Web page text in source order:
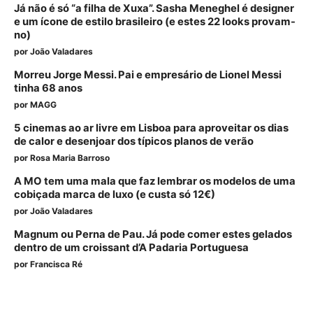
Já não é só “a filha de Xuxa”. Sasha Meneghel é designer
e um ícone de estilo brasileiro (e estes 22 looks provam-
no)
por João Valadares
Morreu Jorge Messi. Pai e empresário de Lionel Messi
tinha 68 anos
por MAGG
5 cinemas ao ar livre em Lisboa para aproveitar os dias
de calor e desenjoar dos típicos planos de verão
por Rosa Maria Barroso
A MO tem uma mala que faz lembrar os modelos de uma
cobiçada marca de luxo (e custa só 12€)
por João Valadares
Magnum ou Perna de Pau. Já pode comer estes gelados
dentro de um croissant d’A Padaria Portuguesa
por Francisca Ré